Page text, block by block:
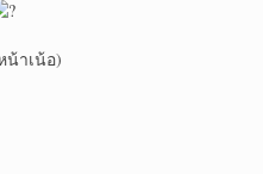
น้าเน้อ)